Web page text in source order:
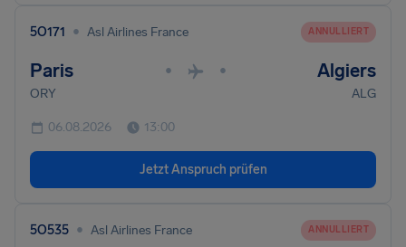
5O171 • Asl Airlines France ANNULLIERT
Paris • • Algiers
ORY ALG
06.08.2026 13:00
Jetzt Anspruch prüfen
5O535 • Asl Airlines France ANNULLIERT